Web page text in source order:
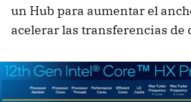
un Hub para aumentar el
acelerar las transferencias de